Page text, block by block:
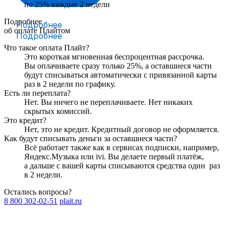
Подробнее
Подробнее
по 25% каждые 2 недели
Подробнее
об оплате Плайтом
Что такое оплата Плайт?
Это короткая мгновенная беспроцентная рассрочка.
Вы оплачиваете сразу только 25%, а оставшиеся части
будут списываться автоматически с привязанной карты
раз в 2 недели по графику.
Есть ли переплата?
Нет. Вы ничего не переплачиваете. Нет никаких
скрытых комиссий.
Это кредит?
Нет, это не кредит. Кредитный договор не оформляется.
Как будут списывать деньги за оставшиеся части?
Всё работает также как в сервисах подписки, например,
Яндекс.Музыка или ivi. Вы делаете первый платёж,
а дальше с вашей карты списываются средства один раз
в 2 недели.
Остались вопросы?
8 800 302-02-51 plait.ru